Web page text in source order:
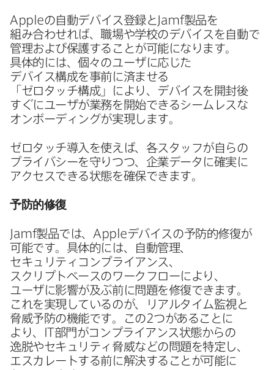
Appleの​自動デバイス登録と Jamf製品を​
組み合わせれば、​職場や​学校の​デバイスを​自動で​
管理および​保護する​ことが​可能に​なります。​
具体的には、​個々の​ユーザに​応じた​
デバイス構成を​事前に​済ませる​
「ゼロタッチ構成」に​より、​デバイスを​開封後​
すぐに​ユーザが​業務を​開始できる​シームレスな​
オンボーディングが​実現します。
ゼロタッチ導入を​使えば、​各スタッフが​自らの​
プライバシーを​守りつつ、​企業データに​確実に​
アクセスできる​状態を​確保できます。
予防的修復
Jamf製品では、 Appleデバイスの​予防的修復が​
可能です。​具体的には、​自動管理、​
セキュリティコンプライアンス、​
スクリプトベースの​ワークフローに​より、​
ユーザに​影響が​及ぶ前に​問題を​修復できます。​
これを​実現しているのが、​リアルタイム監視と​
脅威予防の​機能です。​この2つが​ある​ことに​
より、
IT部門が​コンプライアンス状態からの​
逸脱や​セキュリティ脅威などの​問題を​特定し、​
エスカレートする​前に​解決する​ことが​可能に​